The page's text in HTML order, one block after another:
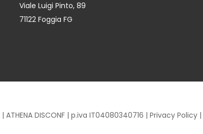
Viale Luigi Pinto, 89
71122 Foggia FG
ATHENA DISCONF | p.iva IT04080340716 | Privacy Policy|